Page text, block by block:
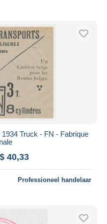
Truck - FN - Fabrique
40,33
Professioneel handelaar